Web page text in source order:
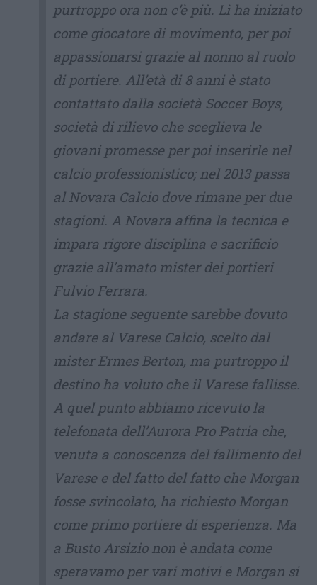
purtroppo ora non c’è più. Lì ha iniziato
come giocatore di movimento, per poi
appassionarsi grazie al nonno al ruolo
di portiere. All’età di 8 anni è stato
contattato dalla società Soccer Boys,
società di rilievo che sceglieva le
giovani promesse per poi inserirle nel
calcio professionistico; nel 2013 passa
al Novara Calcio dove rimane per due
stagioni. A Novara affina la tecnica e
impara rigore disciplina e sacrificio
grazie all’amato mister dei portieri
Fulvio Ferrara.
La stagione seguente sarebbe dovuto
andare al Varese Calcio, scelto dal
mister Ermes Berton, ma purtroppo il
destino ha voluto che il Varese fallisse.
A quel punto abbiamo ricevuto la
telefonata dell’Aurora Pro Patria che,
venuta a conoscenza del fallimento del
Varese e del fatto del fatto che Morgan
fosse svincolato, ha richiesto Morgan
come primo portiere di esperienza. Ma
a Busto Arsizio non è andata come
speravamo per vari motivi e Morgan si